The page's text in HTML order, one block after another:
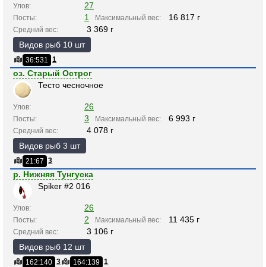
Улов: 27
Посты: 1 Максимальный вес: 16 817 г
Средний вес:
3 369 г
Видов рыб 10 шт
36:531 1
оз. Старый Острог
Тесто чесночное
Улов: 26
Посты: 3 Максимальный вес: 6 993 г
Средний вес:
4 078 г
Видов рыб 3 шт
21:67 3
р. Нижняя Тунгуска
Spiker #2 016
Улов: 26
Посты: 2 Максимальный вес: 11 435 г
Средний вес:
3 106 г
Видов рыб 12 шт
162:140 3 164:139 1